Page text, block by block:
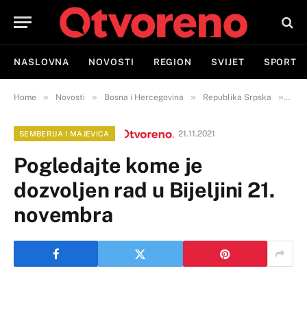
NASLOVNA NOVOSTI REGION SVIJET SPORT
Home » Novosti » Bosna i Hercegovina » Republika Srpska »
SEMBERIJA I MAJEVICA 21.11.2021
Pogledajte kome je
dozvoljen rad u Bijeljini 21.
novembra